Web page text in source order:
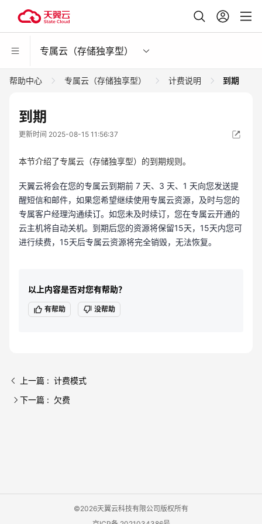
专属云（存储独享型）
帮助中心 专属云（存储独享型） 计费说明 到期
到期
更新时间 2025-08-15 11:56:37
本节介绍了专属云（存储独享型）的到期规则。
天翼云将会在您的专属云到期前 7 天、3 天、1 天向您发送提
醒短信和邮件，如果您希望继续使用专属云资源，及时与您的
专属客户经理沟通续订。如您未及时续订，您在专属云开通的
云主机将自动关机。到期后您的资源将保留15天，15天内您可
进行续费，15天后专属云资源将完全销毁，无法恢复。
以上内容是否对您有帮助？
有帮助 没帮助
上一篇 : 计费模式
下一篇 : 欠费
©2026天翼云科技有限公司版权所有